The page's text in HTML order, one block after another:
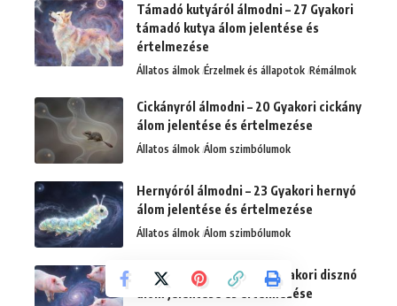
Támadó kutyáról álmodni – 27 Gyakori
támadó kutya álom jelentése és
értelmezése
Állatos álmok Érzelmek és állapotok Rémálmok
Cickányról álmodni – 20 Gyakori cickány
álom jelentése és értelmezése
Állatos álmok Álom szimbólumok
Hernyóról álmodni – 23 Gyakori hernyó
álom jelentése és értelmezése
Állatos álmok Álom szimbólumok
Disznókról álmodni – 25 Gyakori disznó
álom jelentése és értelmezése